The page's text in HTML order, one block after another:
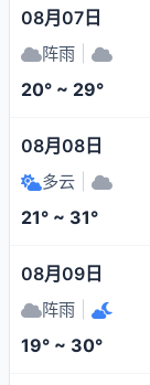
08月07日
阵雨
20° ~ 29°
08月08日
多云
21° ~ 31°
08月09日
阵雨
19° ~ 30°